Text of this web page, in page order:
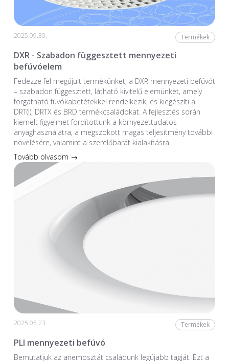
2025.09.30. Termékek
DXR - Szabadon függesztett mennyezeti
befúvóelem
Fedezze fel megújult termékünket, a DXR mennyezeti befúvót
– szabadon függesztett, látható kivitelű elemünket, amely
forgatható fúvókabetétekkel rendelkezik, és kiegészíti a
DRT(I), DRTX és BRD termékcsaládokat. A fejlesztés során
kiemelt figyelmet fordítottunk a környezettudatos
anyaghasználatra, a megszokott magas teljesítmény további
növelésére, valamint a szerelőbarát kialakításra.
Tovább olvasom →
2025.05.23. Termékek
PLI mennyezeti befúvó
Bemutatjuk az anemosztát családunk legújabb tagját. Ezt a